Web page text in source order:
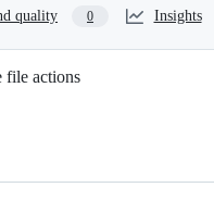
quality 0 Insights
file actions